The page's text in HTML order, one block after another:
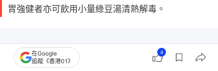
胃強健者亦可飲用小量綠豆湯清熱解毒。
在Google
追蹤《香港01》
4